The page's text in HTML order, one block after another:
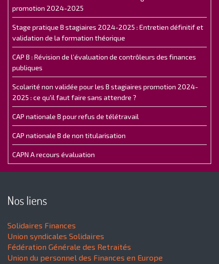
promotion 2024-2025
Stage pratique B stagiaires 2024-2025 : Entretien définitif et
validation de la formation théorique
CAP B : Révision de l’évaluation de contrôleurs des finances
publiques
Scolarité non validée pour les B stagiaires promotion 2024-
2025 : ce qu'il faut faire sans attendre ?
CAP nationale B pour refus de télétravail
CAP nationale B de non titularisation
CAPN A recours évaluation
Nos liens
Solidaires Finances
Union syndicales Solidaires
Fédération Générale des Retraités
Union du personnel des Finances en Europe